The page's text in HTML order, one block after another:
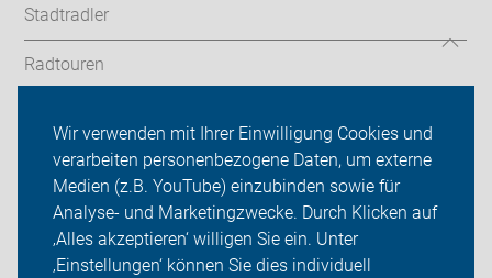
Wir verwenden mit Ihrer Einwilligung Cookies und
verarbeiten personenbezogene Daten, um externe
Medien (z.B. YouTube) einzubinden sowie für
Analyse- und Marketingzwecke. Durch Klicken auf
‚Alles akzeptieren‘ willigen Sie ein. Unter
‚Einstellungen‘ können Sie dies individuell
Stadtradler
Radtouren
ADFC Schwäbisch Hall
Sei dabei
Presse